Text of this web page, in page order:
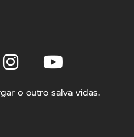
o outro salva vidas.